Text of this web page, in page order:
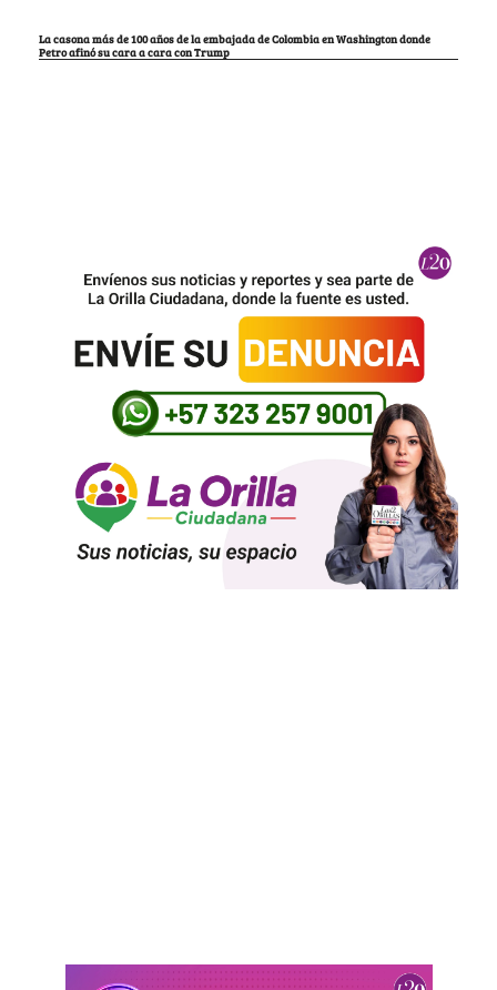
La casona más de 100 años de la embajada de Colombia en Washington donde
Petro afinó su cara a cara con Trump